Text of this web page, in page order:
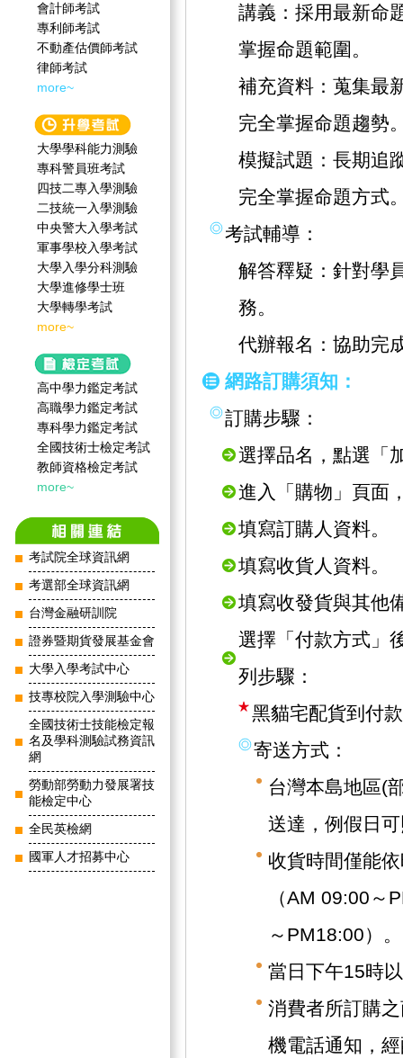
會計師考試
專利師考試
不動產估價師考試
律師考試
more~
大學學科能力測驗
專科警員班考試
四技二專入學測驗
二技統一入學測驗
中央警大入學考試
軍事學校入學考試
大學入學分科測驗
大學進修學士班
大學轉學考試
more~
高中學力鑑定考試
高職學力鑑定考試
專科學力鑑定考試
全國技術士檢定考試
教師資格檢定考試
more~
考試院全球資訊網
考選部全球資訊網
台灣金融研訓院
證券暨期貨發展基金會
大學入學考試中心
技專校院入學測驗中心
全國技術士技能檢定報
名及學科測驗試務資訊
網
勞動部勞動力發展署技
能檢定中心
全民英檢網
國軍人才招募中心
講義：採用最新命
掌握命題範圍。
補充資料：蒐集最
完全掌握命題趨勢
模擬試題：長期追
完全掌握命題方式
考試輔導：
解答釋疑：針對學
務。
代辦報名：協助完
網路訂購須知：
訂購步驟：
選擇品名，點選「
進入「購物」頁面
填寫訂購人資料。
填寫收貨人資料。
填寫收發貨與其他
選擇「付款方式」
列步驟：
黑貓宅配貨到付
寄送方式：
台灣本島地區(
送達，例假日
收貨時間僅能
（AM 09:00～
～PM18:00）。
當日下午15時
消費者所訂購
機電話通知，